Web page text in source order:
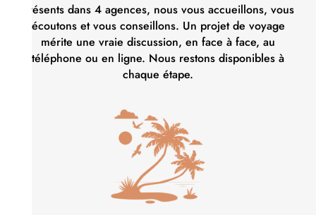
Présents dans 4 agences, nous vous accueillons, vous
écoutons et vous conseillons. Un projet de voyage
mérite une vraie discussion, en face à face, au
téléphone ou en ligne. Nous restons disponibles à
chaque étape.